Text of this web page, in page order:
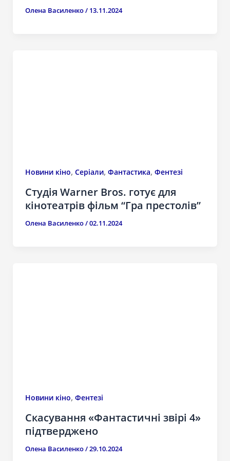
Олена Василенко/ 13.11.2024
Новини кіно, Серіали, Фантастика, Фентезі
Студія Warner Bros. готує для
кінотеатрів фільм “Гра престолів”
Олена Василенко/02.11.2024
Новини кіно, Фентезі
Скасування «Фантастичні звірі 4»
підтверджено
Олена Василенко/29.10.2024